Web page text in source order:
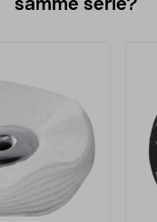
samme serie?